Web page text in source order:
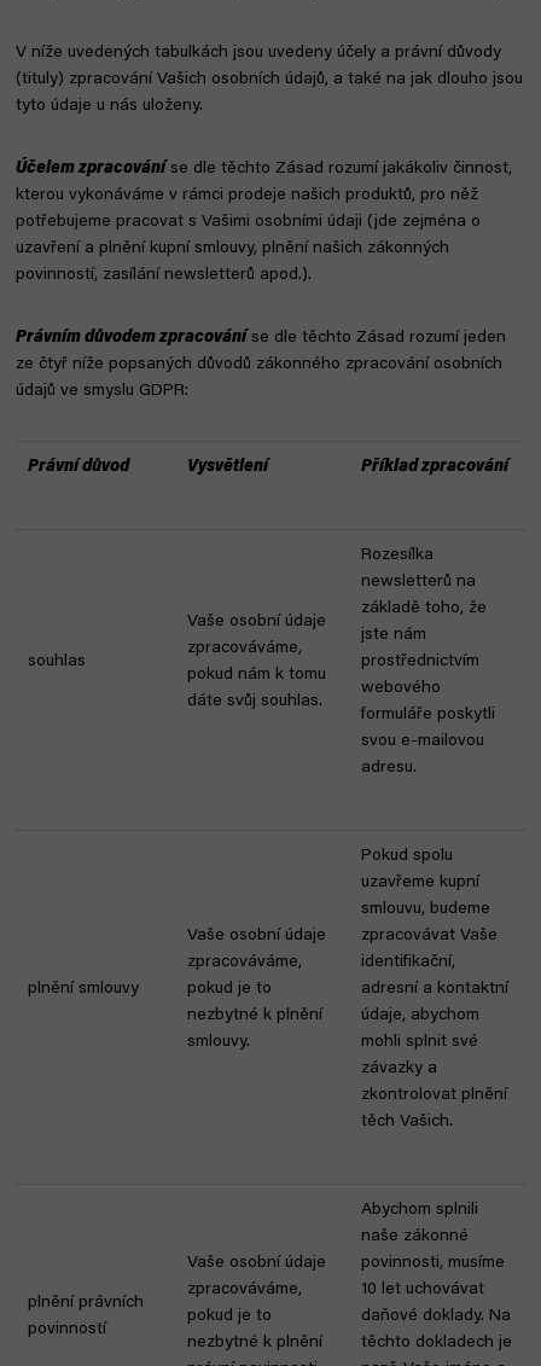
V níže uvedených tabulkách jsou uvedeny účely a právní důvody
(tituly) zpracování Vašich osobních údajů, a také na jak dlouho jsou
tyto údaje u nás uloženy.
Účelem zpracování se dle těchto Zásad rozumí jakákoliv činnost,
kterou vykonáváme v rámci prodeje našich produktů, pro něž
potřebujeme pracovat s Vašimi osobními údaji (jde zejména o
uzavření a plnění kupní smlouvy, plnění našich zákonných
povinností, zasílání newsletterů apod.).
Právním důvodem zpracování se dle těchto Zásad rozumí jeden
ze čtyř níže popsaných důvodů zákonného zpracování osobních
údajů ve smyslu GDPR:
Právní důvod Vysvětlení Příklad zpracování
souhlas
Vaše osobní údaje
zpracováváme,
pokud nám k tomu
dáte svůj souhlas.
Rozesílka
newsletterů na
základě toho, že
jste nám
prostřednictvím
webového
formuláře poskytli
svou e-mailovou
adresu.
plnění smlouvy
Vaše osobní údaje
zpracováváme,
pokud je to
nezbytné k plnění
smlouvy.
Pokud spolu
uzavřeme kupní
smlouvu, budeme
zpracovávat Vaše
identifikační,
adresní a kontaktní
údaje, abychom
mohli splnit své
závazky a
zkontrolovat plnění
těch Vašich.
plnění právních
povinností
Vaše osobní údaje
zpracováváme,
pokud je to
nezbytné k plnění
Abychom splnili
naše zákonné
povinnosti, musíme
10 let uchovávat
daňové doklady. Na
těchto dokladech je